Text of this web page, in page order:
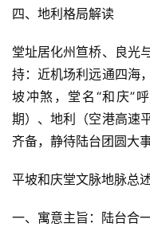
四、地利格局解读
堂址居化州笪桥、良光
持：近机场利远通四海
坡冲煞，堂名“和庆”
期）、地利（空港高速
齐备，静待陆台团圆大
平坡和庆堂文脉地脉总
一、寓意主旨：陆台合